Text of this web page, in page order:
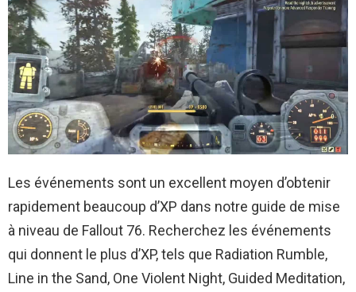
Les événements sont un excellent moyen d’obtenir
rapidement beaucoup d’XP dans notre guide de mise
à niveau de Fallout 76. Recherchez les événements
qui donnent le plus d’XP, tels que Radiation Rumble,
Line in the Sand, One Violent Night, Guided Meditation,